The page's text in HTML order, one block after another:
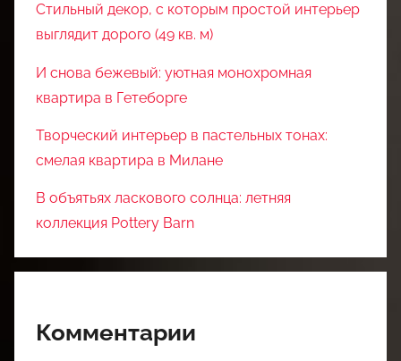
Стильный декор, с которым простой интерьер
выглядит дорого (49 кв. м)
И снова бежевый: уютная монохромная
квартира в Гетеборге
Творческий интерьер в пастельных тонах:
смелая квартира в Милане
В объятьях ласкового солнца: летняя
коллекция Pottery Barn
Комментарии